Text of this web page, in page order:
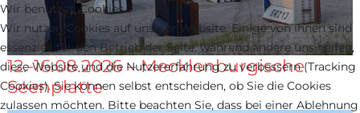
12.-16.08.2026 – Mecklenburgische
Seenplatte
Wir benutzen Cookies
Wir nutzen Cookies auf unserer Website. Einige von ihnen sind
essenziell für den Betrieb der Seite, während andere uns helfen,
diese Website und die Nutzererfahrung zu verbessern (Tracking
Cookies). Sie können selbst entscheiden, ob Sie die Cookies
zulassen möchten. Bitte beachten Sie, dass bei einer Ablehnung